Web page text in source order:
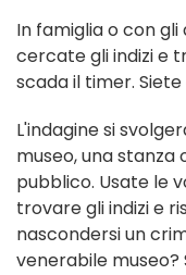
In famiglia o con
cercate gli indizi e
scada il timer.
L'indagine si
museo, una
pubblico. Usate le
trovare gli indizi e
nascondersi un
venerabile museo?